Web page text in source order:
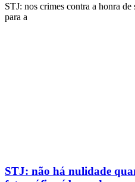
STJ: nos crimes contra a honra
para a
STJ: não há nulidade